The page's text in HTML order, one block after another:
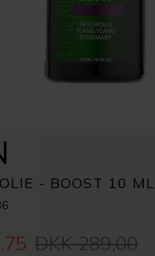
- BOOST 10 ML
DKK 289,00